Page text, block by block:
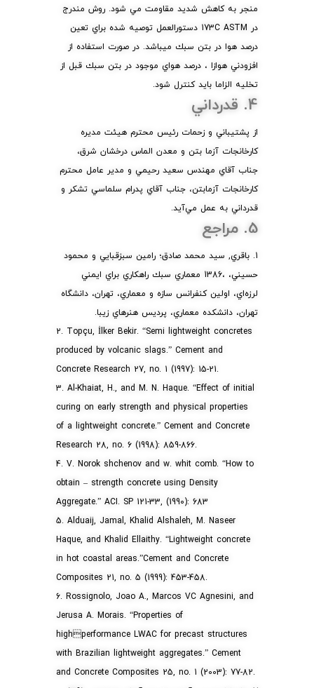
منجر به كاهش شديد مقاومت مي شود. روش مندرج
در 173C ASTM دستورالعمل توصيه شده براي تعين
درصد هوا در بتن سبك ميباشد. در صورت استفاده از
افزودني هوازا ، درصد هواي موجود در بتن سبك قبل از
تخليه الزاما بايد كنترل شود.
4. قدرداني
از پشتيباني و زحمات رئيس محترم هيئت مديره
كارخانجات آزما بتن و معدن الماس درخشان شرق،
جناب آقاي مهندس سعيد رحيمي و مدير عامل محترم
كارخانجات آزمابتن، جناب آقاي پدرام سلماسي تشكر و
قدرداني به عمل مي‌آيد.
5. مراجع
1. باقري, سيد محمد صادق؛ رامين سبزقبايي و محمود
حسيني، ،1386 معماري سبك راهكاري براي ايمني
لرزه‌اي، اولين كنفرانس سازه و معماري، تهران، دانشگاه
تهران، دانشكده معماري، پرديس هنرهاي زيبا.
2. Topçu, İlker Bekir. “Semi lightweight concretes
produced by volcanic slags.” Cement and
Concrete Research 27, no. 1 (1997): 15-21.
3. Al-Khaiat, H., and M. N. Haque. “Effect of initial
curing on early strength and physical properties
of a lightweight concrete.” Cement and Concrete
Research 28, no. 6 (1998): 859-866.
4. V. Norok shchenov and w. whit comb. “How to
obtain – strength concrete using Density
Aggregate.” ACI. SP 121-33, (1990): 683
5. Alduaij, Jamal, Khalid Alshaleh, M. Naseer
Haque, and Khalid Ellaithy. “Lightweight concrete
in hot coastal areas.”Cement and Concrete
Composites 21, no. 5 (1999): 453-458.
6. Rossignolo, Joao A., Marcos VC Agnesini, and
Jerusa A. Morais. “Properties of
highperformance LWAC for precast structures
with Brazilian lightweight aggregates.” Cement
and Concrete Composites 25, no. 1 (2003): 77-82.